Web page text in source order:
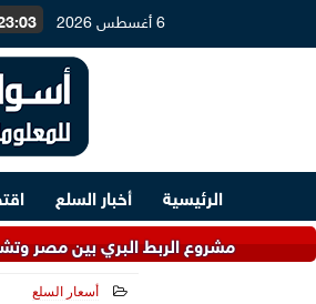
6 أغسطس 2026
الرئيسية أخبار السلع
الربط البري بين مصر وتشاد مرورًا
أسعار السلع